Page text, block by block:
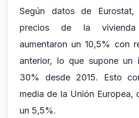
Según datos de
precios de la
aumentaron un 10,5% con
anterior, lo que supone un
30% desde 2015. Esto
media de la Unión Europea,
un 5,5%.